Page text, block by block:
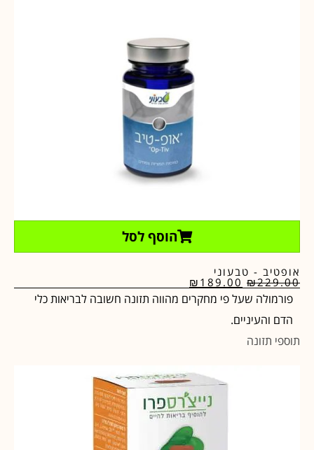
הוסף לסל
אופטיב - טבעוני
₪229.00
₪ 189.00
פורמולה שעל פי מחקרים מהווה תזונה חשובה לבריאות כלי
הדם והעיניים.
תוספי תזונה